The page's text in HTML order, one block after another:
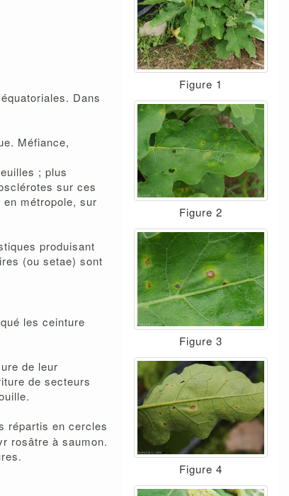
Dans
Méfiance,
; plus
sur ces
métropole, sur
produisant
(ou setae) sont
les ceinture
de leur
de secteurs
répartis en cercles
rosâtre à saumon.
Figure 1
Figure 2
Figure 3
Figure 4